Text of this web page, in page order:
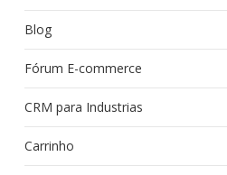
Blog
Fórum E-commerce
CRM para Industrias
Carrinho